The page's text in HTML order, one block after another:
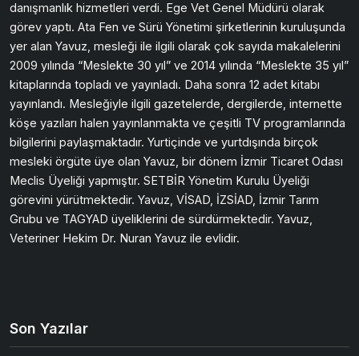
danışmanlık hizmetleri verdi. Ege Vet Genel Müdürü olarak
görev yaptı. Ata Fen ve Sürü Yönetimi şirketlerinin kuruluşunda
yer alan Yavuz, mesleği ile ilgili olarak çok sayıda makalelerini
2009 yılında “Meslekte 30 yıl” ve 2014 yılında “Meslekte 35 yıl”
kitaplarında topladı ve yayınladı. Daha sonra 12 adet kitabı
yayınlandı. Mesleğiyle ilgili gazetelerde, dergilerde, internette
köşe yazıları halen yayınlanmakta ve çeşitli TV programlarında
bilgilerini paylaşmaktadır. Yurtiçinde ve yurtdışında birçok
mesleki örgüte üye olan Yavuz, bir dönem İzmir Ticaret Odası
Meclis Üyeliği yapmıştır. SETBİR Yönetim Kurulu Üyeliği
görevini yürütmektedir. Yavuz, VİSAD, İZSİAD, İzmir Tarım
Grubu ve TAGYAD üyeliklerini de sürdürmektedir. Yavuz,
Veteriner Hekim Dr. Nuran Yavuz ile evlidir.
Son Yazılar